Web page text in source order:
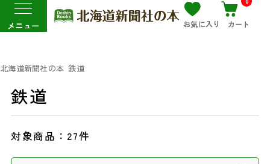
メニュー お気に入り カート
北海道新聞社の本 鉄道
鉄道
対象商品： 27件